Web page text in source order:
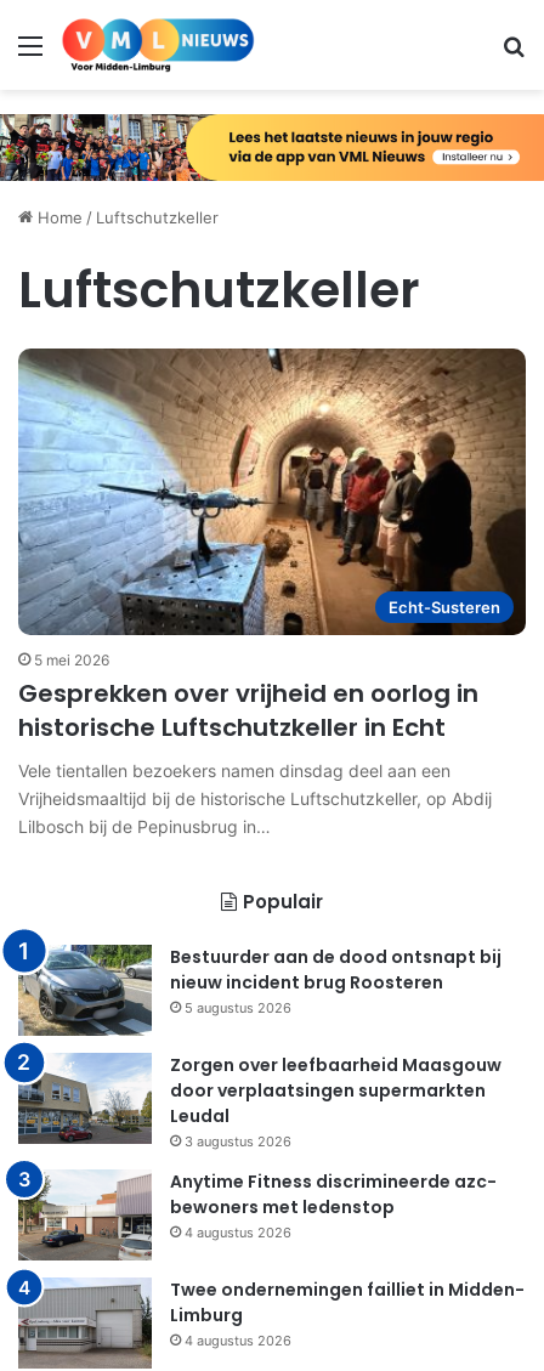
Menu
Home / Luftschutzkeller
Luftschutzkeller
Echt-Susteren
5 mei 2026
Gesprekken over vrijheid en oorlog in
historische Luftschutzkeller in Echt
Vele tientallen bezoekers namen dinsdag deel aan een
Vrijheidsmaaltijd bij de historische Luftschutzkeller, op Abdij
Lilbosch bij de Pepinusbrug in…
Populair
Bestuurder aan de dood ontsnapt bij
nieuw incident brug Roosteren
5 augustus 2026
Zorgen over leefbaarheid Maasgouw
door verplaatsingen supermarkten
Leudal
3 augustus 2026
Anytime Fitness discrimineerde azc-
bewoners met ledenstop
4 augustus 2026
Twee ondernemingen failliet in Midden-
Limburg
4 augustus 2026